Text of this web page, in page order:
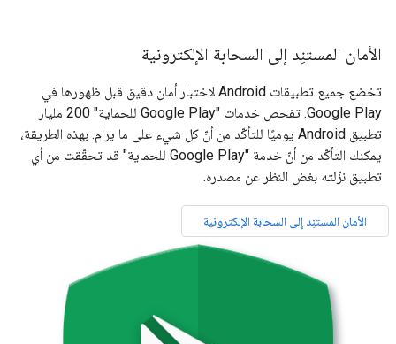
الأمان المستنِد إلى السحابة الإلكترونية
تخضع جميع تطبيقات Android لاختبار أمان دقيق قبل ظهورها في
Google Play. تفحص خدمات "Google Play للحماية" 200 مليار
تطبيق Android يوميًا للتأكّد من أنّ كل شيء على ما يرام. بهذه الطريقة،
يمكنك التأكّد من أنّ خدمة "Google Play للحماية" قد تحقّقت من أي
تطبيق نزّلته بغض النظر عن مصدره.
الأمان المستنِد إلى السحابة الإلكترونية